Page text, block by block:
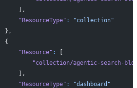
],
"ResourceType"
:
"collection"
},
{
"Resource"
:
[
"collection/agentic-search-
],
"ResourceType"
:
"dashboard"